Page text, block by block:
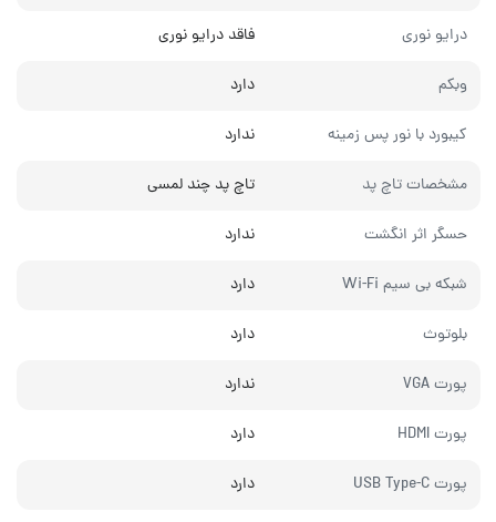
درایو نوری فاقد درایو نوری
وبکم دارد
کیبورد با نور پس زمینه ندارد
مشخصات تاچ پد تاچ پد چند لمسی
حسگر اثر انگشت ندارد
شبکه بی سیم Wi-Fi دارد
بلوتوث دارد
پورت VGA ندارد
پورت HDMI دارد
پورت USB Type-C دارد